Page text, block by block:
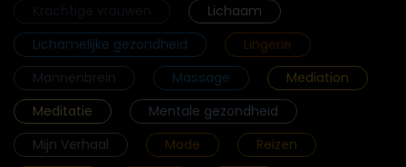
Lichaam
Lichamelijke gezondheid
Lingerie
Mannenbrein
Massage
Mediation
Meditatie
Mentale gezondheid
Mijn Verhaal
Mode
Reizen